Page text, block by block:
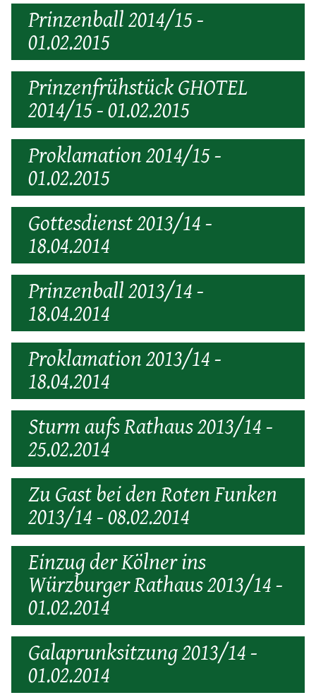
Prinzenball 2014/15 -
01.02.2015
Prinzenfrühstück GHOTEL
2014/15 - 01.02.2015
Proklamation 2014/15 -
01.02.2015
Gottesdienst 2013/14 -
18.04.2014
Prinzenball 2013/14 -
18.04.2014
Proklamation 2013/14 -
18.04.2014
Sturm aufs Rathaus 2013/14 -
25.02.2014
Zu Gast bei den Roten Funken
2013/14 - 08.02.2014
Einzug der Kölner ins
Würzburger Rathaus 2013/14 -
01.02.2014
Galaprunksitzung 2013/14 -
01.02.2014